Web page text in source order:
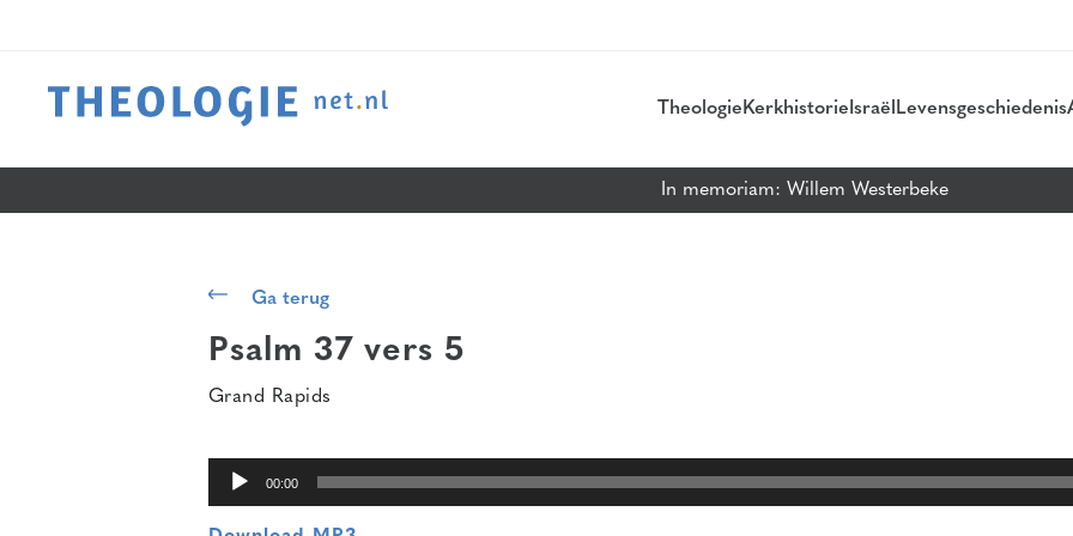
Theologie Kerkhistorie Israël Levensgeschiedenis
In memoriam: Willem Westerbeke
Ga terug
Psalm 37 vers 5
Grand Rapids
00:00